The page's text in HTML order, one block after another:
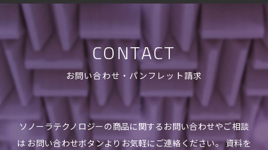
CONTACT
お問い合わせ・パンフレット請求
ソノーラテクノロジーの商品に関するお問い合わせやご相談
は お問い合わせボタンよりお気軽にご連絡ください。 資料を